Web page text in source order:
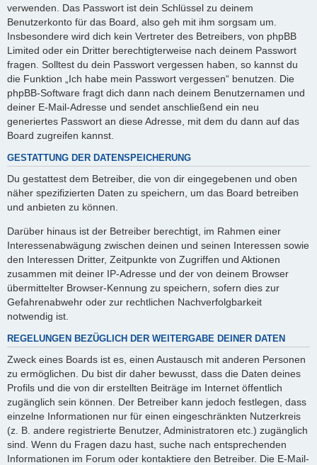
verwenden. Das Passwort ist dein Schlüssel zu deinem
Benutzerkonto für das Board, also geh mit ihm sorgsam um.
Insbesondere wird dich kein Vertreter des Betreibers, von phpBB
Limited oder ein Dritter berechtigterweise nach deinem Passwort
fragen. Solltest du dein Passwort vergessen haben, so kannst du
die Funktion „Ich habe mein Passwort vergessen“ benutzen. Die
phpBB-Software fragt dich dann nach deinem Benutzernamen und
deiner E-Mail-Adresse und sendet anschließend ein neu
generiertes Passwort an diese Adresse, mit dem du dann auf das
Board zugreifen kannst.
GESTATTUNG DER DATENSPEICHERUNG
Du gestattest dem Betreiber, die von dir eingegebenen und oben
näher spezifizierten Daten zu speichern, um das Board betreiben
und anbieten zu können.
Darüber hinaus ist der Betreiber berechtigt, im Rahmen einer
Interessenabwägung zwischen deinen und seinen Interessen sowie
den Interessen Dritter, Zeitpunkte von Zugriffen und Aktionen
zusammen mit deiner IP-Adresse und der von deinem Browser
übermittelter Browser-Kennung zu speichern, sofern dies zur
Gefahrenabwehr oder zur rechtlichen Nachverfolgbarkeit
notwendig ist.
REGELUNGEN BEZÜGLICH DER WEITERGABE DEINER DATEN
Zweck eines Boards ist es, einen Austausch mit anderen Personen
zu ermöglichen. Du bist dir daher bewusst, dass die Daten deines
Profils und die von dir erstellten Beiträge im Internet öffentlich
zugänglich sein können. Der Betreiber kann jedoch festlegen, dass
einzelne Informationen nur für einen eingeschränkten Nutzerkreis
(z. B. andere registrierte Benutzer, Administratoren etc.) zugänglich
sind. Wenn du Fragen dazu hast, suche nach entsprechenden
Informationen im Forum oder kontaktiere den Betreiber. Die E-Mail-